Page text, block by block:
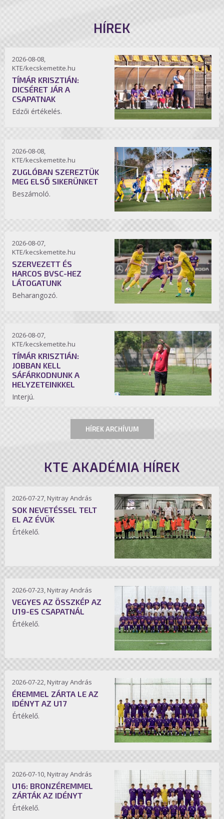
HÍREK
2026-08-08,
KTE/kecskemetite.hu
TÍMÁR KRISZTIÁN:
DICSÉRET JÁR A
CSAPATNAK
Edzői értékelés.
2026-08-08,
KTE/kecskemetite.hu
ZUGLÓBAN SZEREZTÜK
MEG ELSŐ SIKERÜNKET
Beszámoló.
2026-08-07,
KTE/kecskemetite.hu
SZERVEZETT ÉS
HARCOS BVSC-HEZ
LÁTOGATUNK
Beharangozó.
2026-08-07,
KTE/kecskemetite.hu
TÍMÁR KRISZTIÁN:
JOBBAN KELL
SÁFÁRKODNUNK A
HELYZETEINKKEL
Interjú.
HÍREK ARCHÍVUM
KTE AKADÉMIA HÍREK
2026-07-27, Nyitray András
SOK NEVETÉSSEL TELT
EL AZ ÉVÜK
Értékelő.
2026-07-23, Nyitray András
VEGYES AZ ÖSSZKÉP AZ
U19-ES CSAPATNÁL
Értékelő.
2026-07-22, Nyitray András
ÉREMMEL ZÁRTA LE AZ
IDÉNYT AZ U17
Értékelő.
2026-07-10, Nyitray András
U16: BRONZÉREMMEL
ZÁRTÁK AZ IDÉNYT
Értékelő.